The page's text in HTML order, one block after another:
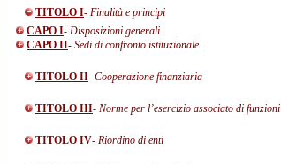
TITOLO I- Finalità e principi
CAPO I- Disposizioni generali
CAPO II- Sedi di confronto istituzionale
TITOLO II- Cooperazione finanziaria
TITOLO III- Norme per l’esercizio associato di funzioni
TITOLO IV- Riordino di enti